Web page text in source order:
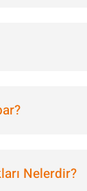
Nelerdir?